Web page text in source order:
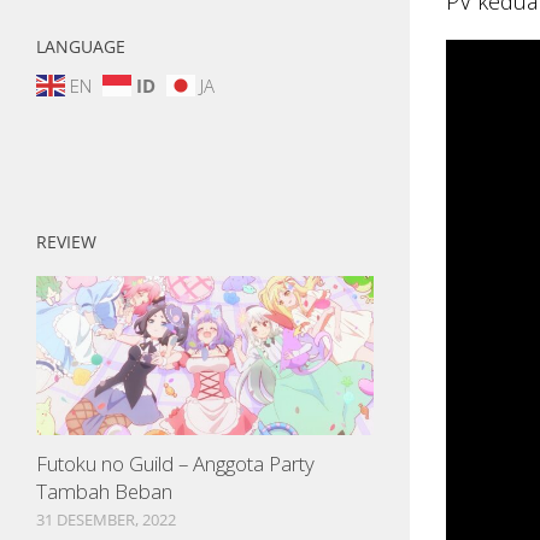
LANGUAGE
EN ID JA
REVIEW
Futoku no Guild – Anggota Party
Tambah Beban
31 DESEMBER, 2022